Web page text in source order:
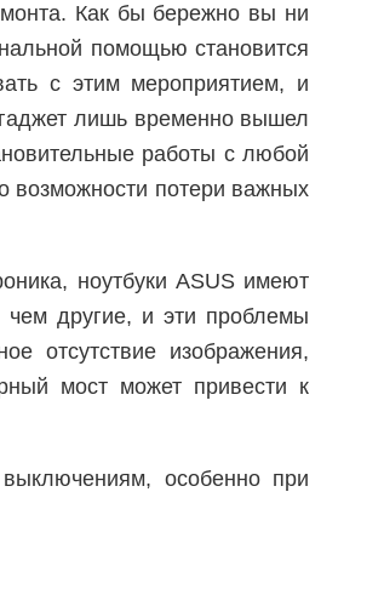
Как бы бережно вы ни
помощью становится
с этим мероприятием, и
лишь временно вышел
работы с любой
возможности потери важных
ноутбуки ASUS имеют
чем другие, и эти проблемы
отсутствие изображения,
мост может привести к
особенно при